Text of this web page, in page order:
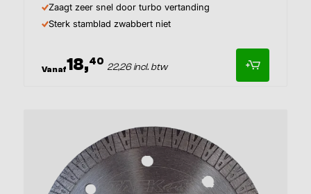
Zaagt zeer snel door turbo vertanding
Sterk stamblad zwabbert niet
Vanaf18,40 22,26 incl. btw